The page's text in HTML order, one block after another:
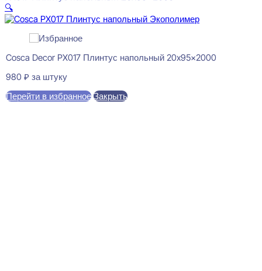
🔍
Cosca Decor PX017 Плинтус напольный 20x95x2000
980 ₽ за штуку
Перейти в избранное Закрыть